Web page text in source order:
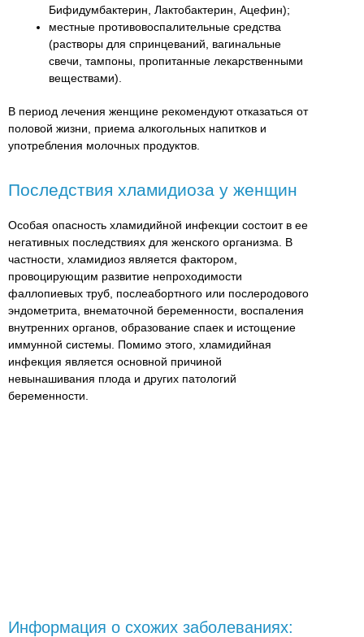
Бифидумбактерин, Лактобактерин, Ацефин);
местные противовоспалительные средства
(растворы для спринцеваний, вагинальные
свечи, тампоны, пропитанные лекарственными
веществами).
В период лечения женщине рекомендуют отказаться от
половой жизни, приема алкогольных напитков и
употребления молочных продуктов.
Последствия хламидиоза у женщин
Особая опасность хламидийной инфекции состоит в ее
негативных последствиях для женского организма. В
частности, хламидиоз является фактором,
провоцирующим развитие непроходимости
фаллопиевых труб, послеабортного или послеродового
эндометрита, внематочной беременности, воспаления
внутренних органов, образование спаек и истощение
иммунной системы. Помимо этого, хламидийная
инфекция является основной причиной
невынашивания плода и других патологий
беременности.
Информация о схожих заболеваниях: